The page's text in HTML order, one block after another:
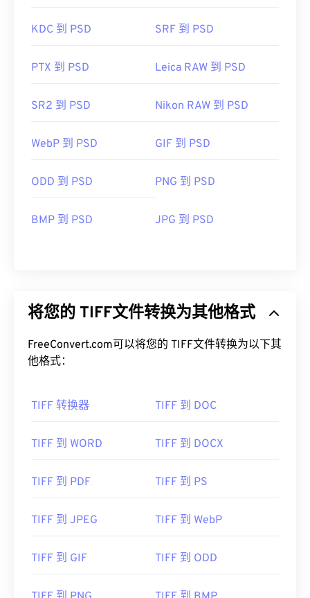
KDC 到 PSD SRF 到 PSD
PTX 到 PSD Leica RAW 到 PSD
SR2 到 PSD Nikon RAW 到 PSD
WebP 到 PSD GIF 到 PSD
ODD 到 PSD PNG 到 PSD
BMP 到 PSD JPG 到 PSD
将您的 TIFF文件转换为其他格式
FreeConvert.com可以将您的 TIFF文件转换为以下其
他格式：
TIFF 转换器 TIFF 到 DOC
TIFF 到 WORD TIFF 到 DOCX
TIFF 到 PDF TIFF 到 PS
TIFF 到 JPEG TIFF 到 WebP
TIFF 到 GIF TIFF 到 ODD